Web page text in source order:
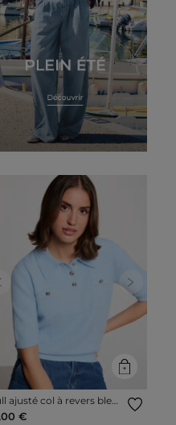
Next
ajusté col à revers bleu
femme
€